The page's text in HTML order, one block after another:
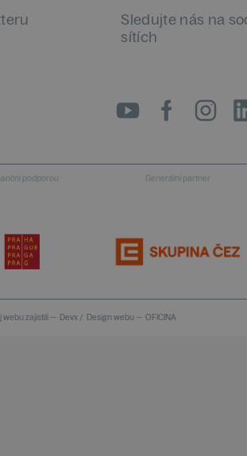
Sledujte nás na
sítích
podporou Generální partner
webu zajistili — Devx / Design webu — OFICINA